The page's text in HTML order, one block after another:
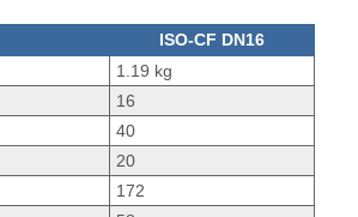
ISO-CF DN16
1.19 kg
16
40
20
172